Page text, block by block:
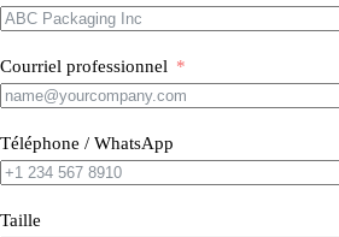
Courriel professionnel
Téléphone / WhatsApp
Taille